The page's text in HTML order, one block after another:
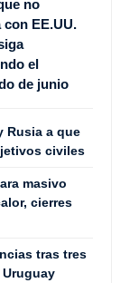
no
con EE.UU.
el
de junio
Rusia a que
civiles
masivo
cierres
tras tres